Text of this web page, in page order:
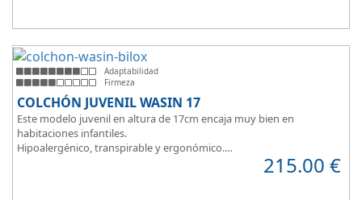
Adaptabilidad
Firmeza
COLCHÓN JUVENIL WASIN 17
Este modelo juvenil en altura de 17cm encaja muy bien en
habitaciones infantiles.
Hipoalergénico, transpirable y ergonómico.
215.00 €